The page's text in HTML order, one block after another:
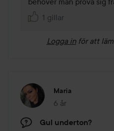
1 gillar
Logga in för att
Maria
6 år
Inlägget skapades
Gul underton?